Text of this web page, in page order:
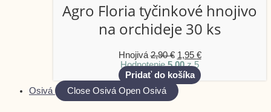
Agro Floria tyčinkové hnojivo
na orchideje 30 ks
Hnojivá2,90€ 1,95 €
Hodnotenie5.00z 5
Pridať do košíka
Osivá
Close Osivá Open Osivá